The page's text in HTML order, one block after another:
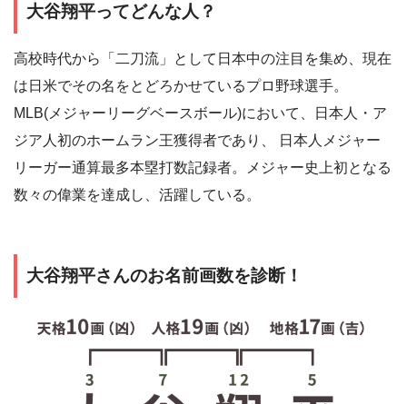
大谷翔平ってどんな人？
高校時代から「二刀流」として日本中の注目を集め、現在
は日米でその名をとどろかせているプロ野球選手。
MLB(メジャーリーグベースボール)において、日本人・ア
ジア人初のホームラン王獲得者であり、 日本人メジャー
リーガー通算最多本塁打数記録者。メジャー史上初となる
数々の偉業を達成し、活躍している。
大谷翔平さんのお名前画数を診断！